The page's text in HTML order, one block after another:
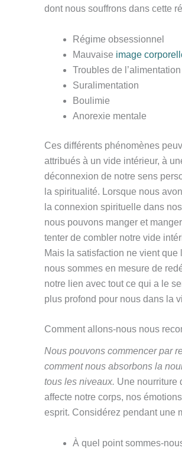
dont nous souffrons dans cette
Régime obsessionnel
Mauvaise image
Troubles de
Suralimentation
Boulimie
Anorexie mentale
Ces différents phénomènes
attribués à un vide intérieur, à
déconnexion de notre sens
la spiritualité. Lorsque nous
la connexion spirituelle dans
nous pouvons manger et
tenter de combler notre vide
Mais la satisfaction ne vient que
nous sommes en mesure de
notre lien avec tout ce qui a le
plus profond pour nous dans la
Comment allons-nous nous
Nous pouvons commencer par
comment nous absorbons la
tous les niveaux. Une nourriture
affecte notre corps, nos
esprit. Considérez pendant une
À quel point sommes-